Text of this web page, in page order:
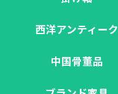
西洋アンティーク
中国骨董品